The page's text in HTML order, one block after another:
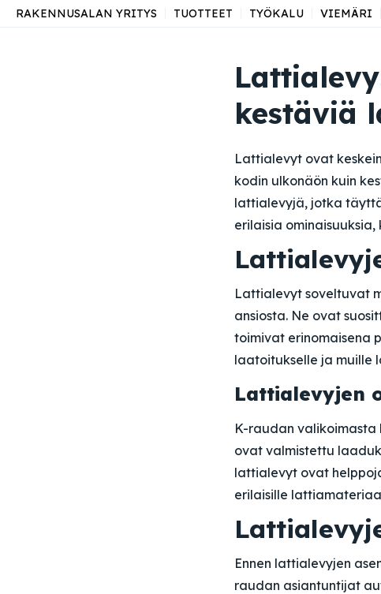
RAKENNUSALAN YRITYS TUOTTEET TYÖKALU VIEMÄRI
kestäviä
Lattialevyt ovat
kodin ulkonäön kuin
lattialevyjä, jotka
erilaisia
Lattialevyt soveltuvat
ansiosta. Ne ovat
toimivat erinomaisena
laatoitukselle ja muille
Lattialevyjen
K-raudan
ovat valmistettu
lattialevyt ovat
erilaisille
Ennen lattialevyjen
raudan asiantuntijat